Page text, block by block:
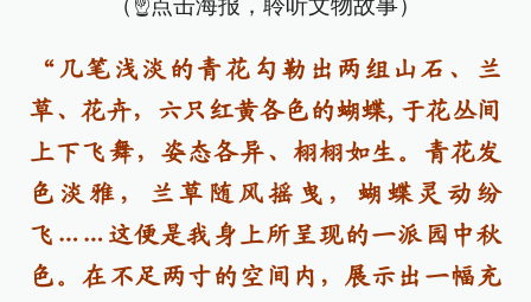
“几笔浅淡的青花勾勒出两组山石、兰
草、花卉，六只红黄各色的蝴蝶,于花丛间
上下飞舞，姿态各异、栩栩如生。青花发
色淡雅，兰草随风摇曳，蝴蝶灵动纷
飞……这便是我身上所呈现的一派园中秋
色。在不足两寸的空间内，展示出一幅充